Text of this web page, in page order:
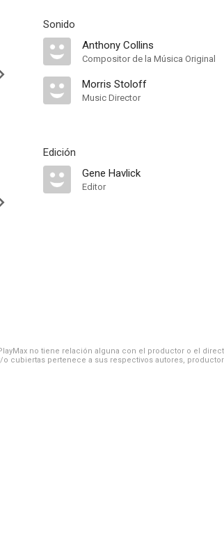
Sonido
Anthony Collins
Compositor de la Música Original
Morris Stoloff
Music Director
Edición
Gene Havlick
Editor
no tiene relación alguna con el productor o el
cubiertas pertenece a sus respectivos autores,